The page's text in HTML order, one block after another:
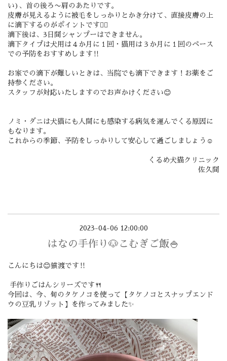
い)、首の後ろ〜肩のあたりです。
皮膚が見えるように被毛をしっかりとかき分けて、直接皮膚の上
に滴下するのがポイントです🙋‍♀️
滴下後は、3日間シャンプーはできません。
滴下タイプは犬用は４か月に１回・猫用は３か月に１回のペース
での予防をおすすめします‼️
お家での滴下が難しいときは、当院でも滴下できます！お薬をご
持参ください。
スタッフが対応いたしますのでお声かけください😊
ノミ・ダニは犬猫にも人間にも感染する病気を運んでくる原因に
もなります。
これからの季節、予防をしっかりして安心して過ごしましょう☺️
くるめ犬猫クリニック
佐久間
2023-04-06 12:00:00
はなの手作り🐶こむぎご飯🍚
こんにちは😊猿渡です‼️
手作りごはんシリーズです🍴
今回は、今、旬のタケノコを使って【タケノコとスナップエンド
ウの豆乳リゾット】を作ってみました✨